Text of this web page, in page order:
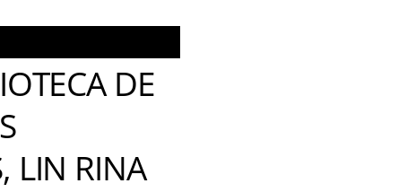
DE
LIN RINA